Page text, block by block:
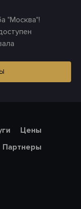
"Москва"!
Цены
Партнеры